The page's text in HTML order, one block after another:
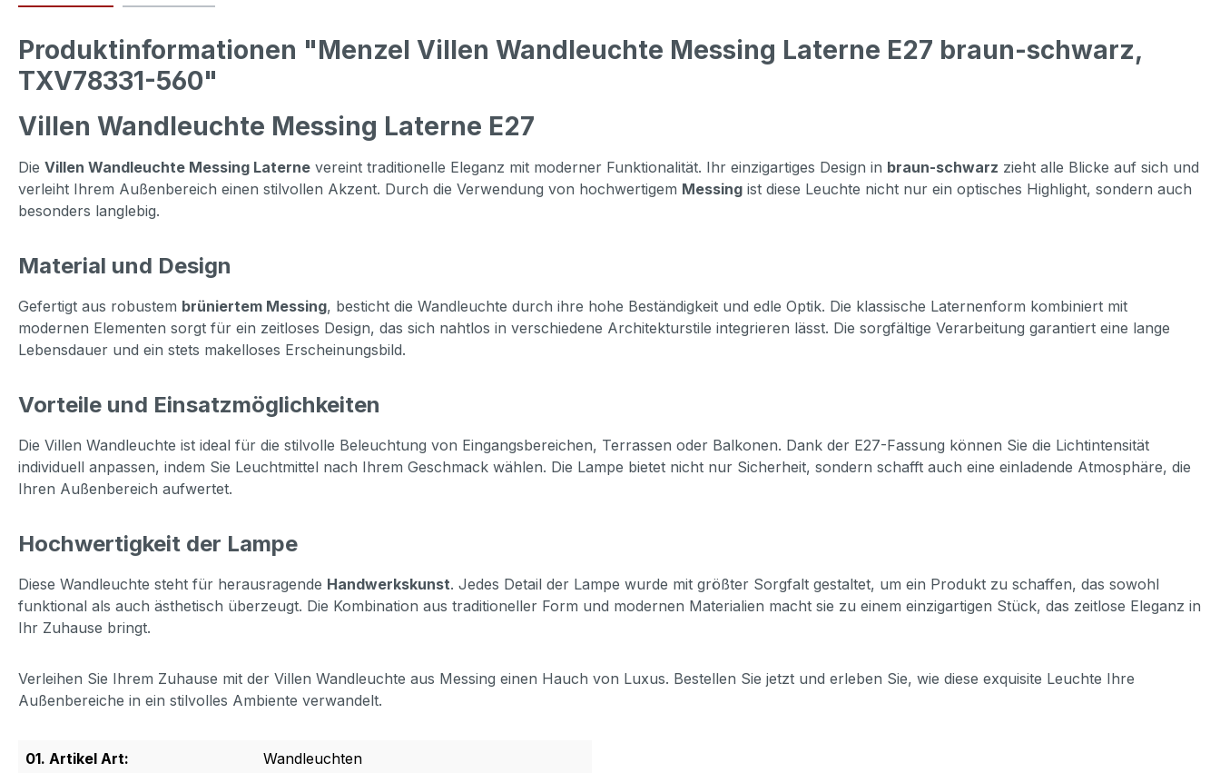
Produktinformationen "Menzel Villen Wandleuchte Messing Laterne E27 braun-schwarz,
TXV78331-560"
Villen Wandleuchte Messing Laterne E27
Die Villen Wandleuchte Messing Laterne vereint traditionelle Eleganz mit moderner Funktionalität. Ihr einzigartiges Design in braun-schwarz zieht alle Blicke auf sich und
verleiht Ihrem Außenbereich einen stilvollen Akzent. Durch die Verwendung von hochwertigem Messing ist diese Leuchte nicht nur ein optisches Highlight, sondern auch
besonders langlebig.
Material und Design
Gefertigt aus robustem brüniertem Messing, besticht die Wandleuchte durch ihre hohe Beständigkeit und edle Optik. Die klassische Laternenform kombiniert mit
modernen Elementen sorgt für ein zeitloses Design, das sich nahtlos in verschiedene Architekturstile integrieren lässt. Die sorgfältige Verarbeitung garantiert eine lange
Lebensdauer und ein stets makelloses Erscheinungsbild.
Vorteile und Einsatzmöglichkeiten
Die Villen Wandleuchte ist ideal für die stilvolle Beleuchtung von Eingangsbereichen, Terrassen oder Balkonen. Dank der E27-Fassung können Sie die Lichtintensität
individuell anpassen, indem Sie Leuchtmittel nach Ihrem Geschmack wählen. Die Lampe bietet nicht nur Sicherheit, sondern schafft auch eine einladende Atmosphäre, die
Ihren Außenbereich aufwertet.
Hochwertigkeit der Lampe
Diese Wandleuchte steht für herausragende Handwerkskunst. Jedes Detail der Lampe wurde mit größter Sorgfalt gestaltet, um ein Produkt zu schaffen, das sowohl
funktional als auch ästhetisch überzeugt. Die Kombination aus traditioneller Form und modernen Materialien macht sie zu einem einzigartigen Stück, das zeitlose Eleganz in
Ihr Zuhause bringt.
Verleihen Sie Ihrem Zuhause mit der Villen Wandleuchte aus Messing einen Hauch von Luxus. Bestellen Sie jetzt und erleben Sie, wie diese exquisite Leuchte Ihre
Außenbereiche in ein stilvolles Ambiente verwandelt.
01. Artikel Art:
Wandleuchten